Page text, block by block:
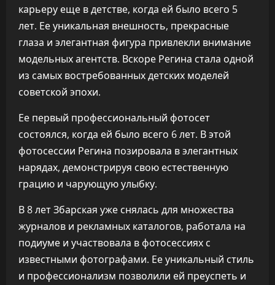
карьеру еще в детстве, когда ей было всего 5
лет. Ее уникальная внешность, прекрасные
глаза и элегантная фигура привлекли внимание
модельных агентств. Вскоре Регина стала одной
из самых востребованных детских моделей
советской эпохи.
Ее первый профессиональный фотосет
состоялся, когда ей было всего 6 лет. В этой
фотосессии Регина позировала в элегантных
нарядах, демонстрируя свою естественную
грацию и чарующую улыбку.
В 8 лет Збарская уже снялась для множества
журналов и рекламных каталогов, работала на
подиуме и участвовала в фотосессиях с
известными фотографами. Ее уникальный стиль
и профессионализм позволили ей преуспеть и